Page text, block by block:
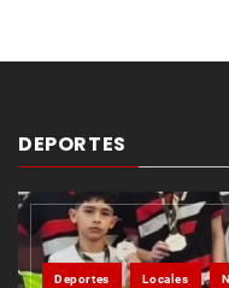
DEPORTES
Deportes Locales